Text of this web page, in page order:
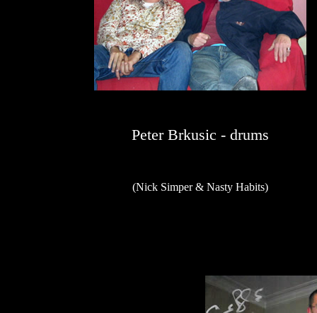
Peter Brkusic - drums
(Nick Simper & Nasty Habits)